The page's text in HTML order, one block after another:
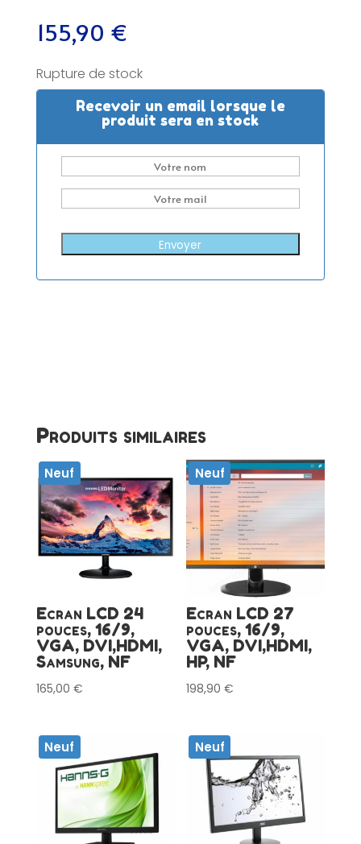
155,90 €
Rupture de stock
Recevoir un email lorsque le
produit sera en stock
Envoyer
Produits similaires
Neuf
Ecran LCD 24
pouces, 16/9,
VGA, DVI,HDMI,
Samsung, NF
165,00 €
Neuf
Ecran LCD 27
pouces, 16/9,
VGA, DVI,HDMI,
HP, NF
198,90€
Neuf Neuf